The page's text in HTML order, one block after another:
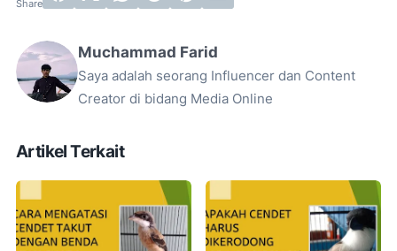
Muchammad Farid
Saya adalah seorang Influencer dan Content
Creator di bidang Media Online
Artikel Terkait